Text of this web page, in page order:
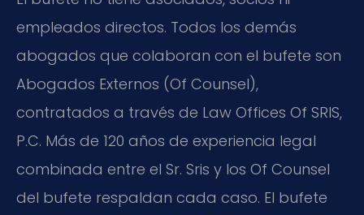
empleados directos. Todos los demás
abogados que colaboran con el bufete son
Abogados Externos (Of Counsel),
contratados a través de Law Offices Of SRIS,
P.C. Más de 120 años de experiencia legal
combinada entre el Sr. Sris y los Of Counsel
del bufete respaldan cada caso. El bufete